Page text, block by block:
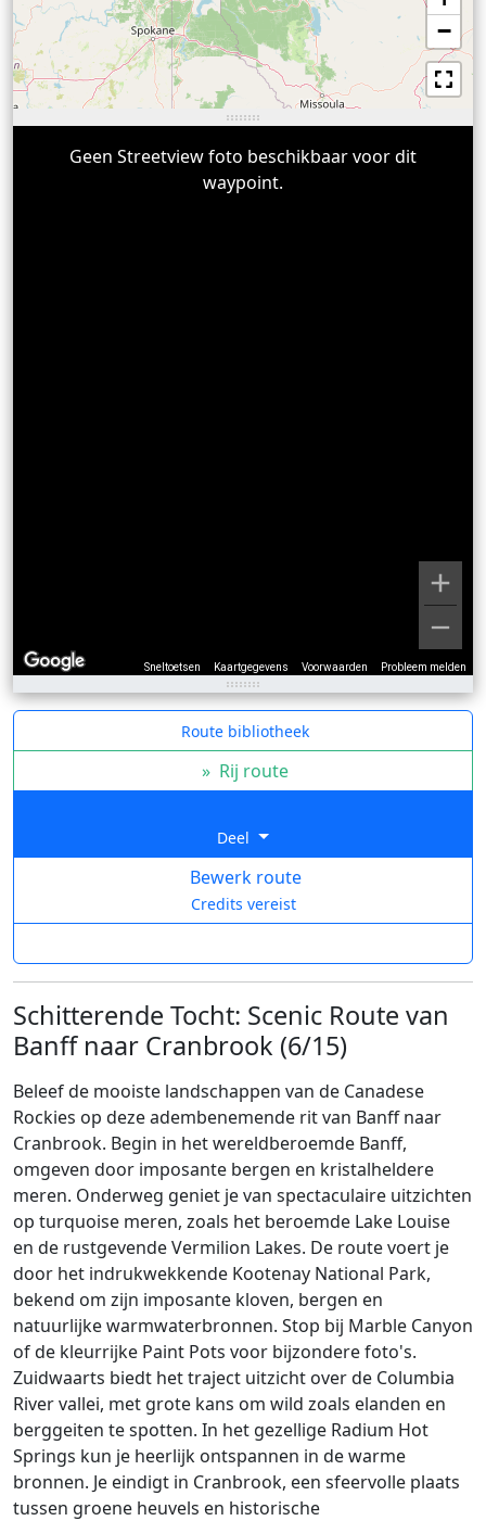
−
Sneltoetsen Kaartgegevens Voorwaarden Probleem melden
Geen Streetview foto beschikbaar voor dit
waypoint.
Route bibliotheek
» Rij route
Deel
Bewerk route
Credits vereist
Schitterende Tocht: Scenic Route van
Banff naar Cranbrook (6/15)
Beleef de mooiste landschappen van de Canadese
Rockies op deze adembenemende rit van Banff naar
Cranbrook. Begin in het wereldberoemde Banff,
omgeven door imposante bergen en kristalheldere
meren. Onderweg geniet je van spectaculaire uitzichten
op turquoise meren, zoals het beroemde Lake Louise
en de rustgevende Vermilion Lakes. De route voert je
door het indrukwekkende Kootenay National Park,
bekend om zijn imposante kloven, bergen en
natuurlijke warmwaterbronnen. Stop bij Marble Canyon
of de kleurrijke Paint Pots voor bijzondere foto's.
Zuidwaarts biedt het traject uitzicht over de Columbia
River vallei, met grote kans om wild zoals elanden en
berggeiten te spotten. In het gezellige Radium Hot
Springs kun je heerlijk ontspannen in de warme
bronnen. Je eindigt in Cranbrook, een sfeervolle plaats
tussen groene heuvels en historische